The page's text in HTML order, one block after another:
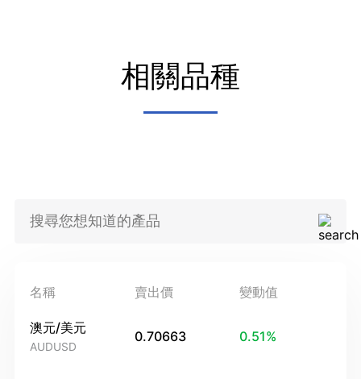
相關品種
名稱 賣出價 變動值
澳元/美元
AUDUSD
0.70663 0.51%